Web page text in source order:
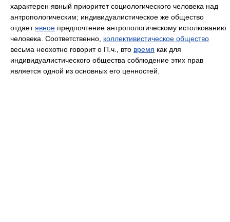
характерен явный приоритет социологического человека над
антропологическим; индивидуалистическое же общество
отдаетявное предпочтение антропологическому истолкованию
человека. Соответственно, коллективистическое общество
весьма неохотно говорит о П.ч., вто время как для
индивидуалистического общества соблюдение этих прав
является одной из основных его ценностей.